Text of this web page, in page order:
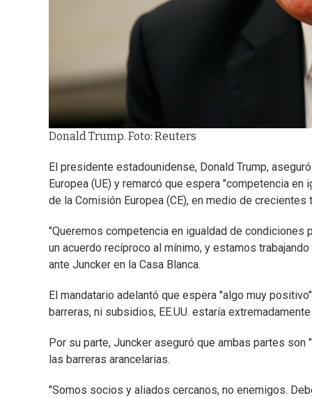
Donald Trump. Foto: Reuters
El presidente estadounidense, Donald Trump,
Europea (UE) y remarcó que espera "competencia
de la Comisión Europea (CE), en medio de
"Queremos competencia en igualdad de condiciones
un acuerdo recíproco al mínimo, y estamos
ante Juncker en la Casa Blanca.
El mandatario adelantó que espera "algo muy
barreras, ni subsidios, EE.UU. estaría
Por su parte, Juncker aseguró que ambas partes
las barreras arancelarias.
"Somos socios y aliados cercanos, no enemigos.